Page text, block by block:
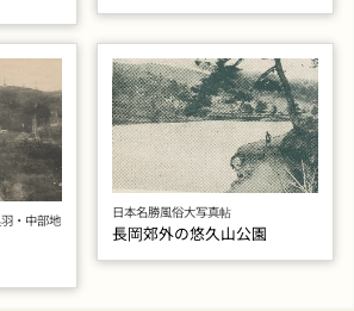
・中部地
日本名勝風俗大写真帖
長岡郊外の悠久山公園